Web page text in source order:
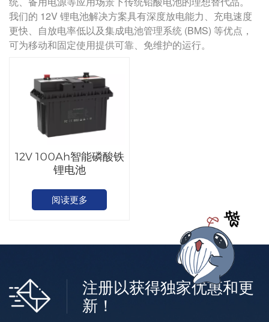
我们的 12V 锂电池解决方案具有深度放电能力、充电速度
更快、自放电率低以及集成电池管理系统 (BMS) 等优点，
可为移动和固定使用提供可靠、免维护的运行。
12V 100Ah智能磷酸铁
锂电池
阅读更多
注册以获得独家优惠和更
新！